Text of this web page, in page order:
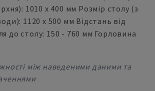
1010 х 400 мм Розмір столу (з
1120 x 500 мм Відстань від
до столу: 150 - 760 мм Горловина
між наведеними даними та